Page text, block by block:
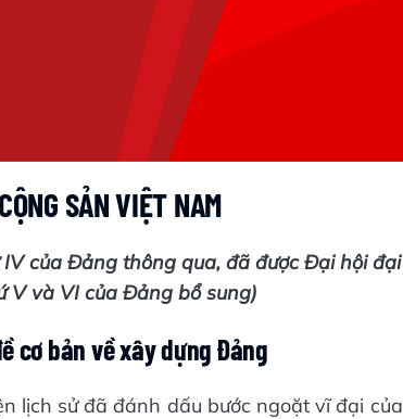
SẢN VIỆT NAM
của Đảng thông qua, đã được Đại hội đại
V và VI của Đảng bổ sung)
cơ bản về xây dựng Đảng
lịch sử đã đánh dấu bước ngoặt vĩ đại của